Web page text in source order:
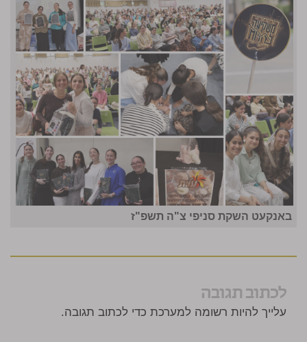
באנקעט השקת סניפי צ"ה תשפ"ז
לכתוב תגובה
עלייך להיות רשומה למערכת כדי לכתוב תגובה.